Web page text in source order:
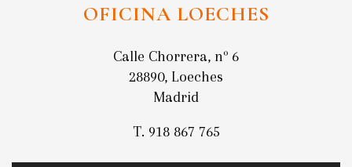
OFICINA LOECHES
Calle Chorrera, nº 6
28890, Loeches
Madrid
T. 918 867 765